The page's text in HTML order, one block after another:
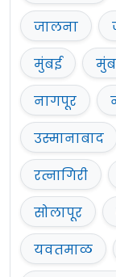
जालना
मुंबई
नागपूर
उस्मानाबाद
रत्नागिरी
सोलापूर
यवतमाळ